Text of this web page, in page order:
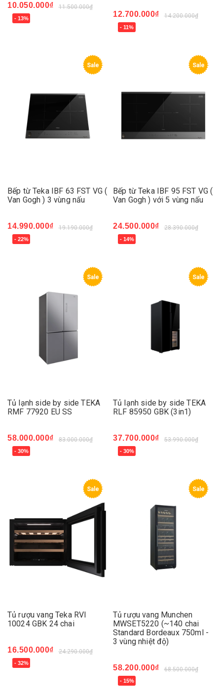
10.050.000₫ 11.500.000₫
- 13% 12.700.000₫ 14.200.000₫
- 11%
Sale
Bếp từ Teka IBF 63 FST VG (
Van Gogh ) 3 vùng nấu
14.990.000₫ 19.190.000₫
- 22%
Sale
Bếp từ Teka IBF 95 FST VG (
Van Gogh ) với 5 vùng nấu
24.500.000₫ 28.390.000₫
- 14%
Sale
Tủ lạnh side by side TEKA
RMF 77920 EU SS
58.000.000₫ 83.000.000₫
- 30%
Sale
Tủ lạnh side by side TEKA
RLF 85950 GBK (3in1)
37.700.000₫ 53.990.000₫
- 30%
Sale
Tủ rượu vang Teka RVI
10024 GBK 24 chai
16.500.000₫ 24.290.000₫
- 32%
Sale
Tủ rượu vang Munchen
MWSET5220 (~140 chai
Standard Bordeaux 750ml -
3 vùng nhiệt độ)
58.200.000₫ 68.500.000₫
- 15%